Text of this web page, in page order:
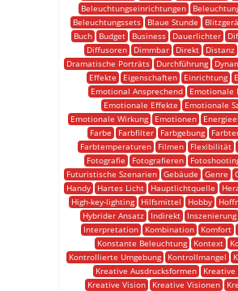
Beleuchtungseinrichtungen
Beleuchtungssets
Blaue Stunde
Buch
Budget Business Dauerlichter
Diffusoren
Dimmbar Direkt Distanz
Dramatische Porträts
Durchführung
Effekte
Eigenschaften Einrichtung
Emotional Ansprechend
Emotionale
Emotionale Effekte
Emotionale
Emotionale Wirkung
Emotionen
Farbe
Farbfilter Farbgebung
Farbtemperaturen
Filmen Flexibilität
Fotografie
Fotografieren
Futuristische Szenarien Gebäude Genre
Handy
Hartes Licht Hauptlichtquelle
High-key-lighting
Hilfsmittel Hobby
Hybrider Ansatz
Indirekt Inszenierung
Interpretation
Kombination Komfort
Konstante Beleuchtung
Kontext
Kontrollierte Umgebung
Kontrollmangel
Kreative Ausdrucksformen
Kreative Vision
Kreative Visionen